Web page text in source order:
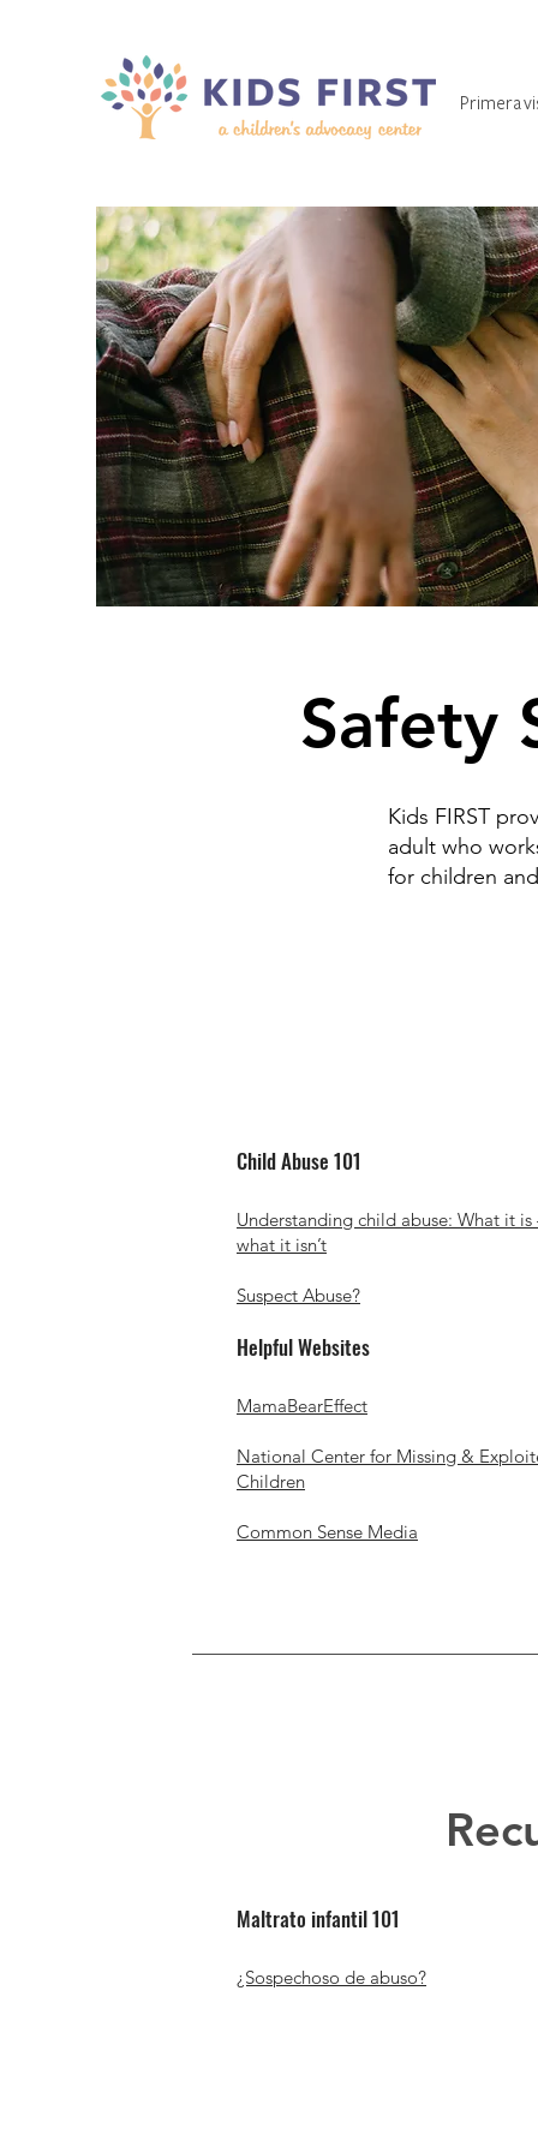
Primera
Safety
Kids FIRST
adult who
for children
Child Abuse 101
Understanding child abuse: What it is
what it isn’t
Suspect Abuse?
Helpful Websites
MamaBearEffect
National Center for Missing &
Children
Common Sense Media
Maltrato infantil 101
¿Sospechoso de abuso?